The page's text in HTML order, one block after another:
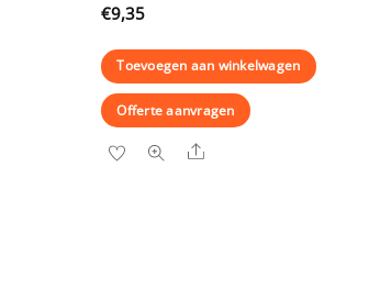
€9,35
Toevoegen aan winkelwagen
Offerte aanvragen
Share